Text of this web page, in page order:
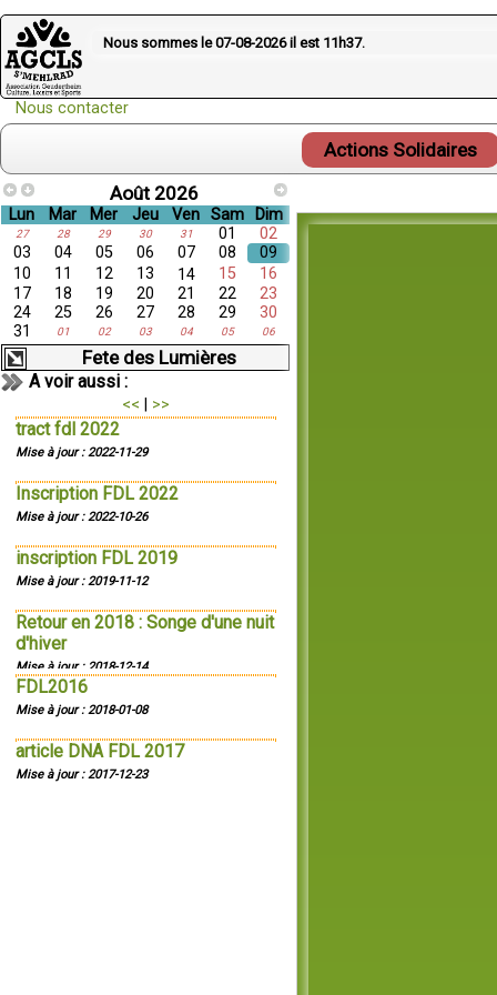
Nous sommes le 07-08-2026 il est 11h37.
Nous contacter
Actions Solidaires
Août 2026
Lun Mar Mer Jeu Ven Sam Dim
27 28 29 30 31 01
02
03
04 05 06 07 08
09
10
11 12 13 14 15
16
17
18 19 20 21 22
23
24
25 26 27 28 29
30
31
01 02 03 04 05 06
Fete des Lumières
A voir aussi :
<< >>
tract fdl 2022
Mise à jour : 2022-11-29
Inscription FDL 2022
Mise à jour : 2022-10-26
inscription FDL 2019
Mise à jour : 2019-11-12
Retour en 2018 : Songe d'une nuit
d'hiver
Mise à jour : 2018-12-14
FDL2016
Mise à jour : 2018-01-08
article DNA FDL 2017
Mise à jour : 2017-12-23